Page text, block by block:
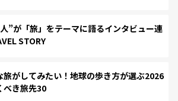
”が「旅」をテーマに語るインタビュー連
STORY
旅がしてみたい！地球の歩き方が選ぶ2026
べき旅先30